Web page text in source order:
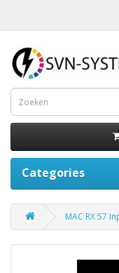
Categories
MAC RX 57